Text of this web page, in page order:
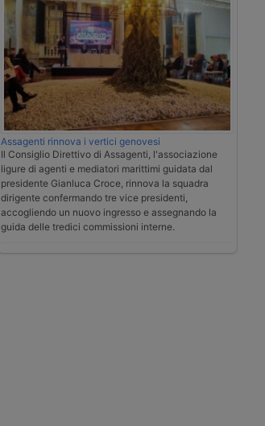
Assagenti rinnova i vertici genovesi
Il Consiglio Direttivo di Assagenti, l'associazione
ligure di agenti e mediatori marittimi guidata dal
presidente Gianluca Croce, rinnova la squadra
dirigente confermando tre vice presidenti,
accogliendo un nuovo ingresso e assegnando la
guida delle tredici commissioni interne.